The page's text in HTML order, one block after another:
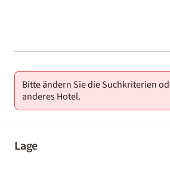
01-02
Bitte ändern Sie die Suchkriterien
anderes Hotel.
Lage